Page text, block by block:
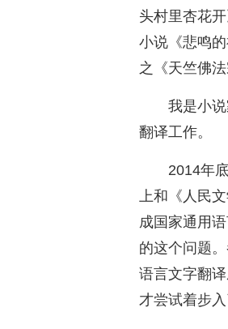
头村里杏花
小说《悲鸣
之《天竺佛法
我是小
翻译工作。
2014年
上和《人民
成国家通用
的这个问题
语言文字翻
才尝试着步